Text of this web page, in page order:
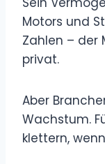
Motors und
Zahlen – der
privat.
Aber
Wachstum.
klettern,